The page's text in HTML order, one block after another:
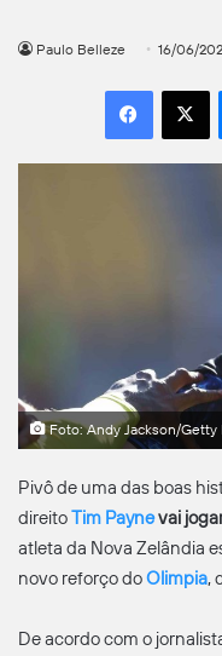
Paulo Belleze 16/06/
Facebook
X
Foto: Andy Jackson/Getty
Pivô de uma das boas
direitoTim Paynevai
atleta da Nova Zelândia
novo reforço doOlimpia,
De acordo com o